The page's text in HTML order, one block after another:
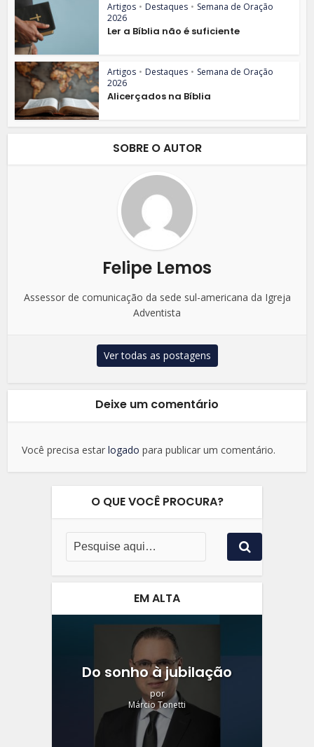
Artigos • Destaques • Semana de Oração
2026
Ler a Bíblia não é suficiente
Artigos • Destaques • Semana de Oração
2026
Alicerçados na Bíblia
SOBRE O AUTOR
Felipe Lemos
Assessor de comunicação da sede sul-americana da Igreja
Adventista
Ver todas as postagens
Deixe um comentário
Você precisa estarlogado para publicar um comentário.
O QUE VOCÊ PROCURA?
EM ALTA
Do sonho à jubilação
por
Márcio Tonetti